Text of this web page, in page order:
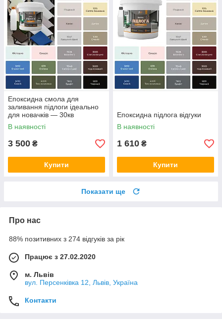
Епоксидна смола для
заливання підлоги ідеально
для новачків — 30кв
(двокомпонентна)Кольори в
асортименті
В наявності
3 500 ₴
Купити
Епоксидна підлога відгуки
В наявності
1 610 ₴
Купити
Показати ще
Про нас
88% позитивних з 274 відгуків за рік
Працює з 27.02.2020
м. Львів
вул. Персенківка 12, Львів, Україна
Контакти